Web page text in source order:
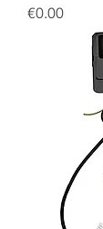
Price
€0.00